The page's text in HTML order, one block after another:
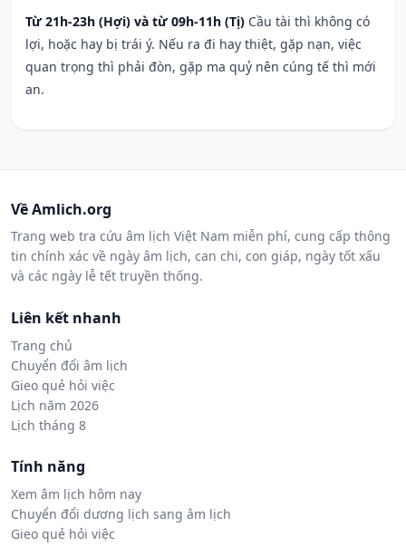
Từ 21h-23h (Hợi) và từ 09h-11h (Tị) Cầu tài thì không có
lợi, hoặc hay bị trái ý. Nếu ra đi hay thiệt, gặp nạn, việc
quan trọng thì phải đòn, gặp ma quỷ nên cúng tế thì mới
an.
Về Amlich.org
Trang web tra cứu âm lịch Việt Nam miễn phí, cung cấp thông
tin chính xác về ngày âm lịch, can chi, con giáp, ngày tốt xấu
và các ngày lễ tết truyền thống.
Liên kết nhanh
Trang chủ
Chuyển đổi âm lịch
Gieo quẻ hỏi việc
Lịch năm 2026
Lịch tháng 8
Tính năng
Xem âm lịch hôm nay
Chuyển đổi dương lịch sang âm lịch
Gieo quẻ hỏi việc